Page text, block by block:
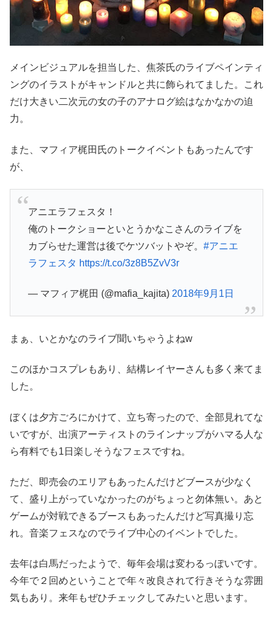
メインビジュアルを担当した、焦茶氏のライブペインティ
ングのイラストがキャンドルと共に飾られてました。これ
だけ大きい二次元の女の子のアナログ絵はなかなかの迫
力。
また、マフィア梶田氏のトークイベントもあったんです
が、
アニエラフェスタ！
俺のトークショーといとうかなこさんのライブを
カブらせた運営は後でケツバットやぞ。 #アニエ
ラフェスタ https://t.co/3z8B5ZvV3r
— マフィア梶田 (@mafia_kajita) 2018年9月1日
まぁ、いとかなのライブ聞いちゃうよねw
このほかコスプレもあり、結構レイヤーさんも多く来てま
した。
ぼくは夕方ごろにかけて、立ち寄ったので、全部見れてな
いですが、出演アーティストのラインナップがハマる人な
ら有料でも1日楽しそうなフェスですね。
ただ、即売会のエリアもあったんだけどブースが少なく
て、盛り上がっていなかったのがちょっと勿体無い。あと
ゲームが対戦できるブースもあったんだけど写真撮り忘
れ。音楽フェスなのでライブ中心のイベントでした。
去年は白馬だったようで、毎年会場は変わるっぽいです。
今年で２回めということで年々改良されて行きそうな雰囲
気もあり。来年もぜひチェックしてみたいと思います。